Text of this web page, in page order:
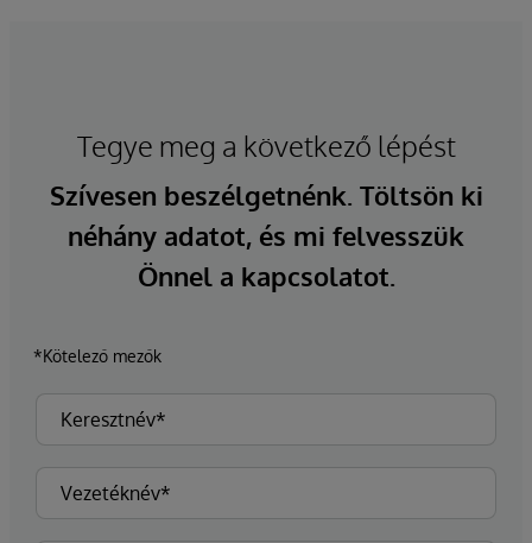
Tegye meg a következő lépést
Szívesen beszélgetnénk. Töltsön ki
néhány adatot, és mi felvesszük
Önnel a kapcsolatot.
*Kötelező mezők